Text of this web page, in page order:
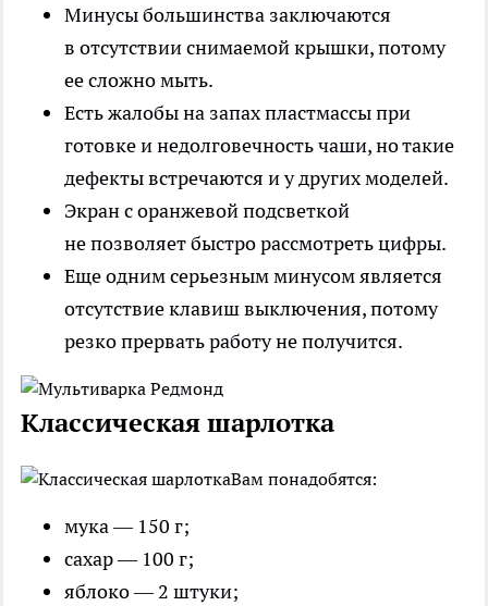
Минусы большинства заключаются
в отсутствии снимаемой крышки, потому
ее сложно мыть.
Есть жалобы на запах пластмассы при
готовке и недолговечность чаши, но такие
дефекты встречаются и у других моделей.
Экран с оранжевой подсветкой
не позволяет быстро рассмотреть цифры.
Еще одним серьезным минусом является
отсутствие клавиш выключения, потому
резко прервать работу не получится.
Классическая шарлотка
Вам понадобятся:
мука — 150 г;
сахар — 100 г;
яблоко — 2 штуки;